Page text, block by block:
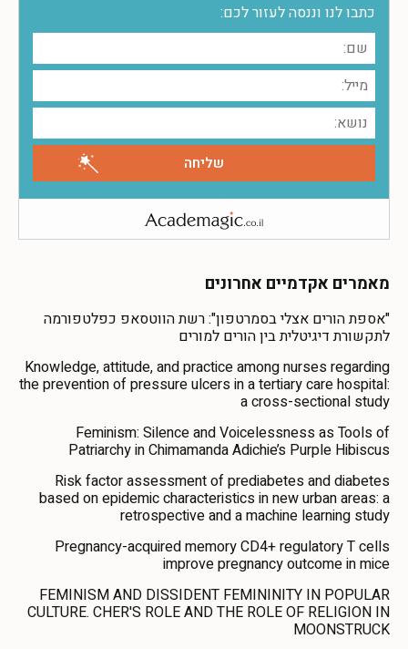
כתבו לנו וננסה לעזור לכם:
מאמרים אקדמיים אחרונים
"אספת הורים אצלי בסמרטפון": רשת הווטסאפ כפלטפורמה
לתקשורת דיגיטלית בין הורים למורים
Knowledge, attitude, and practice among nurses regarding
the prevention of pressure ulcers in a tertiary care hospital:
a cross-sectional study
Feminism: Silence and Voicelessness as Tools of
Patriarchy in Chimamanda Adichie’s Purple Hibiscus
Risk factor assessment of prediabetes and diabetes
based on epidemic characteristics in new urban areas: a
retrospective and a machine learning study
Pregnancy-acquired memory CD4+ regulatory T cells
improve pregnancy outcome in mice
FEMINISM AND DISSIDENT FEMININITY IN POPULAR
CULTURE. CHER'S ROLE AND THE ROLE OF RELIGION IN
MOONSTRUCK